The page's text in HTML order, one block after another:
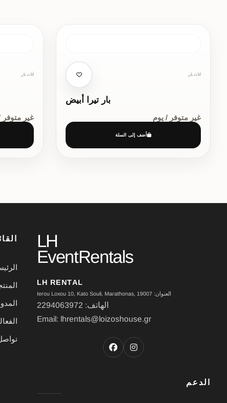
أثاث بار,
بار تيرا أبيض
غير متوفر / يوم
أضف إلى السلة
أثاث بار,
غير متوفر
LH
EventRentals
LH RENTAL
العنوان: Ierou Loxou 10, Kato Souli, Marathonas, 19007
الهاتف: 2294063972
Email: lhrentals@loizoshouse.gr
الدعم